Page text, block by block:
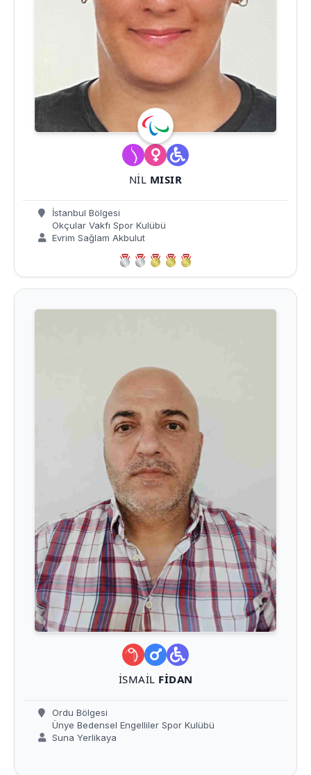
NIL MISIR
İstanbul Bölgesi
Okçular Vakfı Spor Kulübü
Evrim Sağlam Akbulut
İSMAIL FIDAN
Ordu Bölgesi
Ünye Bedensel Engelliler Spor Kulübü
Suna Yerlikaya